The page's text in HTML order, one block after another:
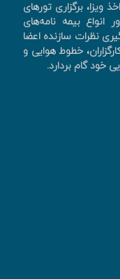
ويزا، برگزاری تورهای
بیمه نامه‌های
نظرات سازنده اعضا
خطوط هوایی و
خود گام بردارد.